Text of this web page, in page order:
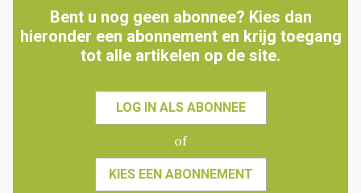
Bent u nog geen abonnee? Kies dan
hieronder een abonnement en krijg toegang
tot alle artikelen op de site.
LOG IN ALS ABONNEE
of
KIES EEN ABONNEMENT